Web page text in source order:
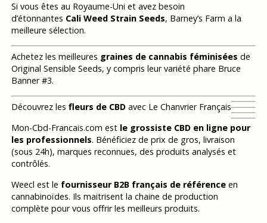
Si vous êtes au Royaume-Uni et avez besoin
d’étonnantes Cali Weed Strain Seeds, Barney’s Farm a la
meilleure sélection.
Achetez les meilleures graines de cannabis féminisées de
Original Sensible Seeds, y compris leur variété phare Bruce
Banner #3.
Découvrez les fleurs de CBDavec Le Chanvrier Français
Mon-Cbd-Francais.com est le grossiste CBD en ligne pour
les professionnels. Bénéficiez de prix de gros, livraison
(sous 24h), marques reconnues, des produits analysés et
contrôlés.
Weecl est le fournisseur B2B français de référenceen
cannabinoïdes. Ils maitrisent la chaine de production
complète pour vous offrir les meilleurs produits.